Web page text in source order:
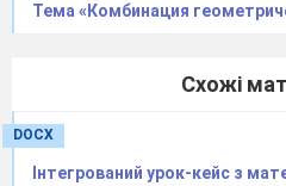
Тема «Комбинация
Схожі
DOCX
Інтегрований урок-кейс з